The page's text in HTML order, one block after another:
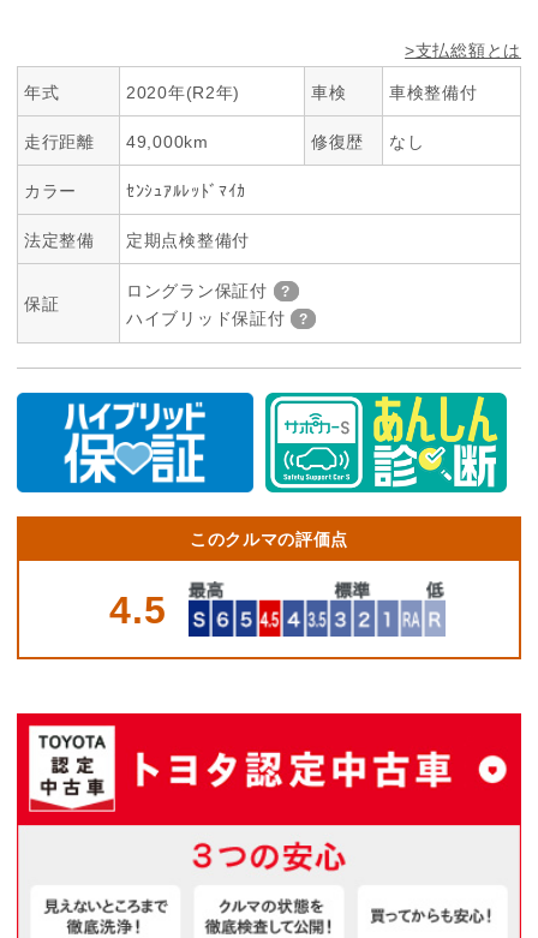
>支払総額とは
年式 2020年(R2年) 車検 車検整備付
走行距離 49,000km 修復歴 なし
カラー ｾﾝｼｭｱﾙﾚｯﾄﾞﾏｲｶ
法定整備 定期点検整備付
保証
ロングラン保証付
ハイブリッド保証付
このクルマの評価点
4.5